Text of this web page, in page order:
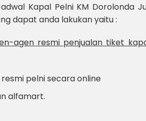
Kapal Pelni KM Dorolonda
dapat anda lakukan yaitu :
agen resmi penjualan tiket
pelni secara online
alfamart.